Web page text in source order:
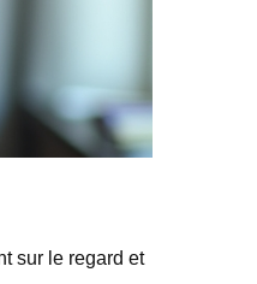
sur le regard et